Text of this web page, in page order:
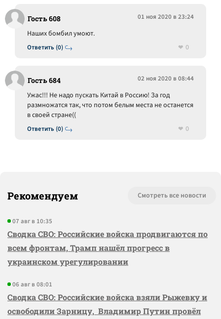
Гость 608 01 ноя 2020 в 23:24
Ответить (0)
Наших бомбил умоют.
0
Гость 684 02 ноя 2020 в 08:44
Ответить (0)
Ужас!!! Не надо пускать Китай в Россию! За год
размножатся так, что потом белым места не останется
в своей стране((
0
Рекомендуем Смотреть все новости
07 авг в 10:35
Сводка СВО: Российские войска продвигаются по
всем фронтам, Трамп нашёл прогресс в
украинском урегулировании
06 авг в 08:01
Сводка СВО: Российские войска взяли Рыжевку и
освободили Зарницу, Владимир Путин провёл